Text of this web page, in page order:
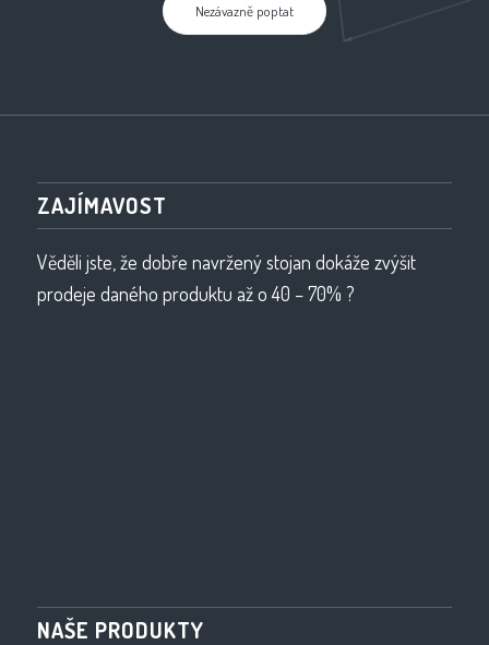
Nezávazně poptat
ZAJÍMAVOST
Věděli jste, že dobře navržený stojan dokáže zvýšit
prodeje daného produktu až o 40 – 70% ?
NAŠE PRODUKTY